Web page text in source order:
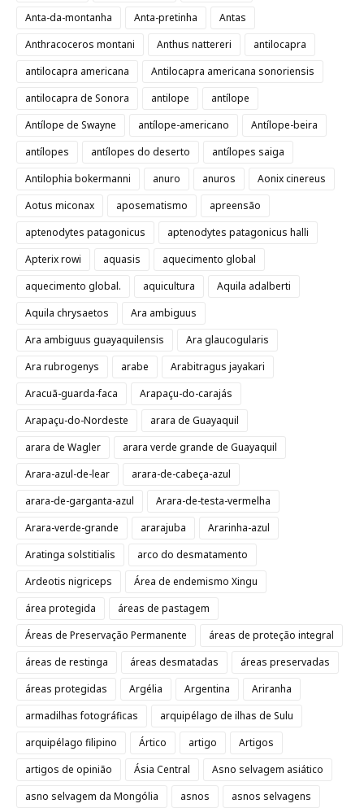
Anta-da-montanha
Anta-pretinha
Antas
Anthracoceros montani
Anthus nattereri
antilocapra
antilocapra americana
Antilocapra americana sonoriensis
antilocapra de Sonora
antilope
antílope
Antílope de Swayne
antílope-americano
Antílope-beira
antílopes
antílopes do deserto
antílopes saiga
Antilophia bokermanni
anuro anuros
Aonix cinereus
Aotus miconax
aposematismo
apreensão
aptenodytes patagonicus
aptenodytes patagonicus halli
Apterix rowi
aquasis
aquecimento global
aquecimento global.
aquicultura
Aquila adalberti
Aquila chrysaetos
Ara ambiguus
Ara ambiguus guayaquilensis
Ara glaucogularis
Ara rubrogenys
arabe
Arabitragus jayakari
Aracuã-guarda-faca
Arapaçu-do-carajás
Arapaçu-do-Nordeste
arara de Guayaquil
arara de Wagler
arara verde grande de Guayaquil
Arara-azul-de-lear
arara-de-cabeça-azul
arara-de-garganta-azul
Arara-de-testa-vermelha
Arara-verde-grande
ararajuba
Ararinha-azul
Aratinga solstitialis
arco do desmatamento
Ardeotis nigriceps
Área de endemismo Xingu
área protegida
áreas de pastagem
Áreas de Preservação Permanente
áreas de proteção integral
áreas de restinga
áreas desmatadas
áreas preservadas
áreas protegidas
Argélia Argentina
Ariranha
armadilhas fotográficas
arquipélago de ilhas de Sulu
arquipélago filipino
Ártico artigo
Artigos
artigos de opinião
Ásia Central
Asno selvagem asiático
asno selvagem da Mongólia
asnos
asnos selvagens